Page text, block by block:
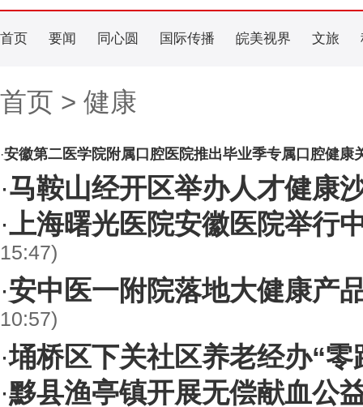
首页 要闻 同心圆 国际传播 皖美视界 文旅
首页 > 健康
·安徽第二医学院附属口腔医院推出毕业季专属口腔健康
·马鞍山经开区举办人才健康
·上海曙光医院安徽医院举行
15:47)
·安中医一附院落地大健康产
10:57)
·埇桥区下关社区养老经办“零
·黟县渔亭镇开展无偿献血公